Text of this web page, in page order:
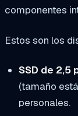
componentes
Estos son los
SSD de 2,5
(tamaño
personales.